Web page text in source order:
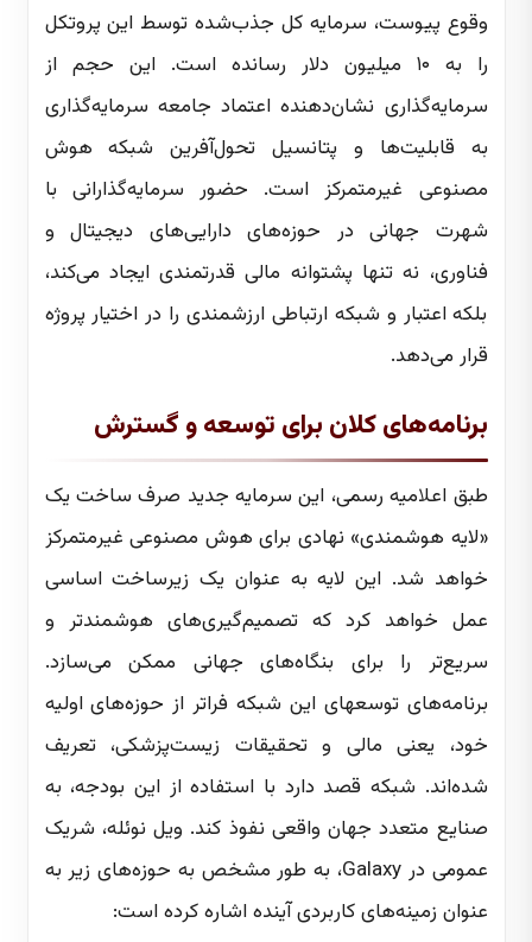
وقوع پیوست، سرمایه کل جذب‌شده توسط این پروتکل
را به ۱۰ میلیون دلار رسانده است. این حجم از
سرمایه‌گذاری نشان‌دهنده اعتماد جامعه سرمایه‌گذاری
به قابلیت‌ها و پتانسیل تحول‌آفرین شبکه هوش
مصنوعی غیرمتمرکز است. حضور سرمایه‌گذارانی با
شهرت جهانی در حوزه‌های دارایی‌های دیجیتال و
فناوری، نه تنها پشتوانه مالی قدرتمندی ایجاد می‌کند،
بلکه اعتبار و شبکه ارتباطی ارزشمندی را در اختیار پروژه
قرار می‌دهد.
برنامه‌های کلان برای توسعه و گسترش
طبق اعلامیه رسمی، این سرمایه جدید صرف ساخت یک
«لایه هوشمندی» نهادی برای هوش مصنوعی غیرمتمرکز
خواهد شد. این لایه به عنوان یک زیرساخت اساسی
عمل خواهد کرد که تصمیم‌گیری‌های هوشمندتر و
سریع‌تر را برای بنگاه‌های جهانی ممکن می‌سازد.
برنامه‌های توسعهای این شبکه فراتر از حوزه‌های اولیه
خود، یعنی مالی و تحقیقات زیست‌پزشکی، تعریف
شده‌اند. شبکه قصد دارد با استفاده از این بودجه، به
صنایع متعدد جهان واقعی نفوذ کند. ویل نوئله، شریک
عمومی در Galaxy، به طور مشخص به حوزه‌های زیر به
عنوان زمینه‌های کاربردی آینده اشاره کرده است: